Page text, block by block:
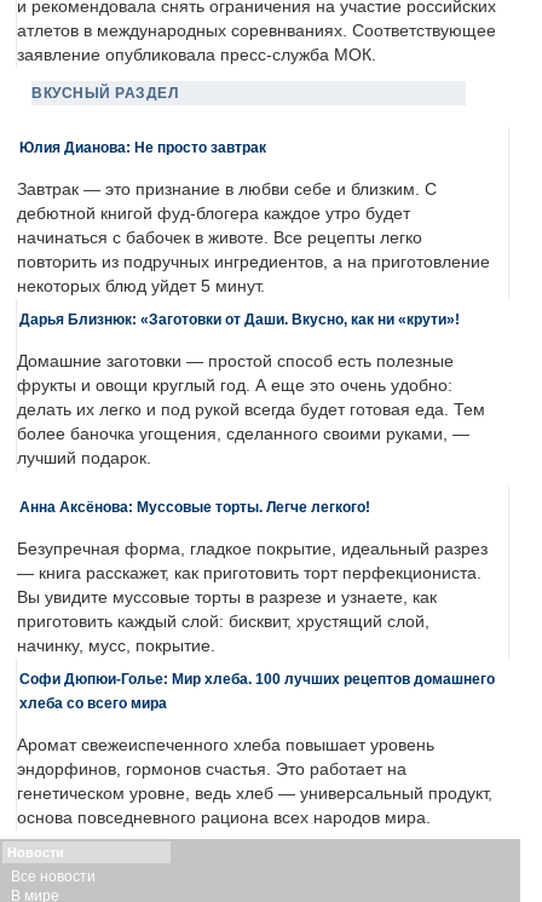
и рекомендовала снять ограничения на участие российских
атлетов в международных соревнваниях. Соответствующее
заявление опубликовала пресс-служба МОК.
ВКУСНЫЙ РАЗДЕЛ
Юлия Дианова: Не просто завтрак
Завтрак — это признание в любви себе и близким. С
дебютной книгой фуд-блогера каждое утро будет
начинаться с бабочек в животе. Все рецепты легко
повторить из подручных ингредиентов, а на приготовление
некоторых блюд уйдет 5 минут.
Дарья Близнюк: «Заготовки от Даши. Вкусно, как ни «крути»!
Домашние заготовки — простой способ есть полезные
фрукты и овощи круглый год. А еще это очень удобно:
делать их легко и под рукой всегда будет готовая еда. Тем
более баночка угощения, сделанного своими руками, —
лучший подарок.
Анна Аксёнова: Муссовые торты. Легче легкого!
Безупречная форма, гладкое покрытие, идеальный разрез
— книга расскажет, как приготовить торт перфекциониста.
Вы увидите муссовые торты в разрезе и узнаете, как
приготовить каждый слой: бисквит, хрустящий слой,
начинку, мусс, покрытие.
Софи Дюпюи-Голье: Мир хлеба. 100 лучших рецептов домашнего
хлеба со всего мира
Аромат свежеиспеченного хлеба повышает уровень
эндорфинов, гормонов счастья. Это работает на
генетическом уровне, ведь хлеб — универсальный продукт,
основа повседневного рациона всех народов мира.
Новости
Все новости
В мире